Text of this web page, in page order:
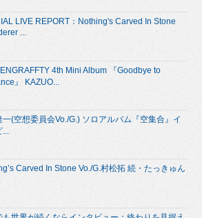
LIVE REPORT：Nothing's Carved In Stone
...
4th Mini Album 『Goodbye to
』 KAZUO...
一(空想委員会Vo./G.) ソロアルバム『空集合』イ
Carved In Stone Vo./G.村松拓 続・たっきゅん